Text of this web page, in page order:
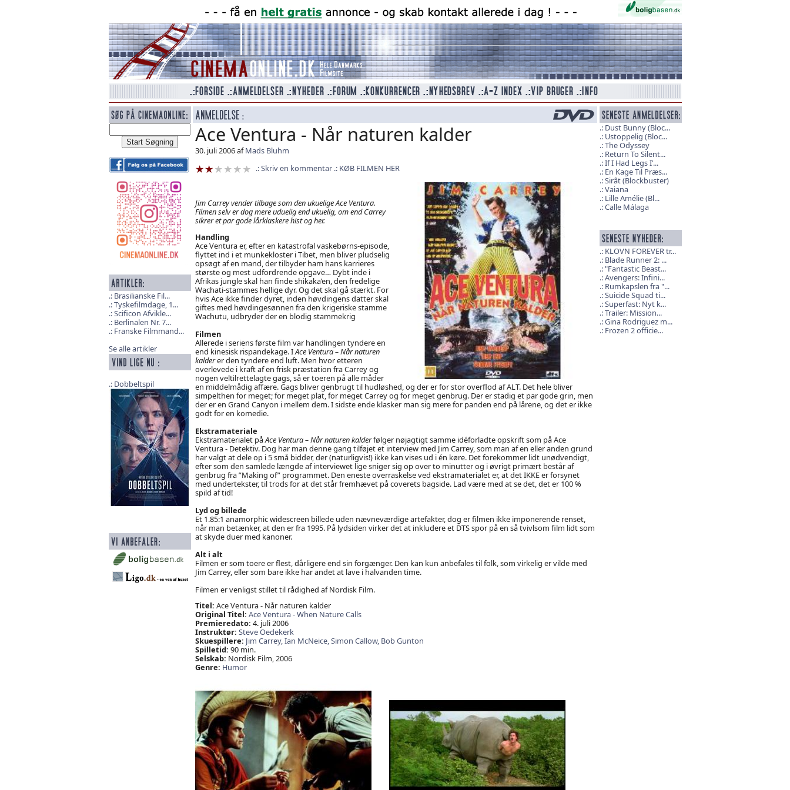
Brasilianske Fil...
Tyskefilmdage, 1...
Scificon Afvikle...
Berlinalen Nr. 7...
Franske Filmmand...
Se alle artikler
Dobbeltspil
Ace Ventura - Når naturen kalder
30. juli 2006 afMads Bluhm
Skriv en kommentar
KØB FILMEN HER
Jim Carrey vender tilbage som den ukuelige Ace Ventura.
Filmen selv er dog mere uduelig end ukuelig, om end Carrey
sikrer et par gode lårklaskere hist og her.
Handling
Ace Ventura er, efter en katastrofal vaskebørns-episode,
flyttet ind i et munkekloster i Tibet, men bliver pludselig
opsøgt af en mand, der tilbyder ham hans karrieres
største og mest udfordrende opgave… Dybt inde i
Afrikas jungle skal han finde shikaka’en, den fredelige
Wachati-stammes hellige dyr. Og det skal gå stærkt. For
hvis Ace ikke finder dyret, inden høvdingens datter skal
giftes med høvdingesønnen fra den krigeriske stamme
Wachutu, udbryder der en blodig stammekrig
Filmen
Allerede i seriens første film var handlingen tyndere en
end kinesisk rispandekage. IAce Ventura – Når naturen
kalderer den tyndere end luft. Men hvor etteren
overlevede i kraft af en frisk præstation fra Carrey og
nogen veltilrettelagte gags, så er toeren på alle måder
en middelmådig affære. Gags bliver genbrugt til hudløshed, og der er for stor overflod af ALT. Det hele bliver
simpelthen for meget; for meget plat, for meget Carrey og for meget genbrug. Der er stadig et par gode grin, men
der er en Grand Canyon i mellem dem. I sidste ende klasker man sig mere for panden end på lårene, og det er ikke
godt for en komedie.
Ekstramateriale
Ekstramaterialet påAce Ventura – Når naturen kalderfølger nøjagtigt samme idéforladte opskrift som på Ace
Ventura - Detektiv. Dog har man denne gang tilføjet et interview med Jim Carrey, som man af en eller anden grund
har valgt at dele op i 5 små bidder, der (naturligvis!) ikke kan vises ud i én køre. Det forekommer lidt unødvendigt,
efter som den samlede længde af interviewet lige sniger sig op over to minutter og i øvrigt primært består af
genbrug fra ”Making of” programmet. Den eneste overraskelse ved ekstramaterialet er, at det IKKE er forsynet
med undertekster, til trods for at det står fremhævet på coverets bagside. Lad være med at se det, det er 100 %
spild af tid!
Lyd og billede
Et 1.85:1 anamorphic widescreen billede uden nævneværdige artefakter, dog er filmen ikke imponerende renset,
når man betænker, at den er fra 1995. På lydsiden virker det at inkludere et DTS spor på en så tvivlsom film lidt som
at skyde duer med kanoner.
Alt i alt
Filmen er som toere er flest, dårligere end sin forgænger. Den kan kun anbefales til folk, som virkelig er vilde med
Jim Carrey, eller som bare ikke har andet at lave i halvanden time.
Filmen er venligst stillet til rådighed af Nordisk Film.
Titel: Ace Ventura - Når naturen kalder
Original Titel: Ace Ventura - When Nature Calls
Premieredato: 4. juli 2006
Instruktør: Steve Oedekerk
Skuespillere: Jim Carrey,Ian McNeice,Simon Callow, Bob Gunton
Spilletid: 90 min.
Selskab: Nordisk Film, 2006
Genre: Humor
Dust Bunny (Bloc...
Ustoppelig (Bloc...
The Odyssey
Return To Silent...
If I Had Legs I’...
En Kage Til Præs...
Sirât (Blockbuster)
Vaiana
Lille Amélie (Bl...
Calle Málaga
KLOVN FOREVER tr...
Blade Runner 2: ...
"Fantastic Beast...
Avengers: Infini...
Rumkapslen fra "...
Suicide Squad ti...
Superfast: Nyt k...
Trailer: Mission...
Gina Rodriguez m...
Frozen 2 officie...